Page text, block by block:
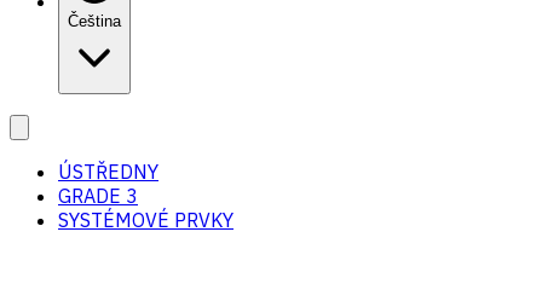
Čeština
ÚSTŘEDNY
GRADE 3
SYSTÉMOVÉ PRVKY